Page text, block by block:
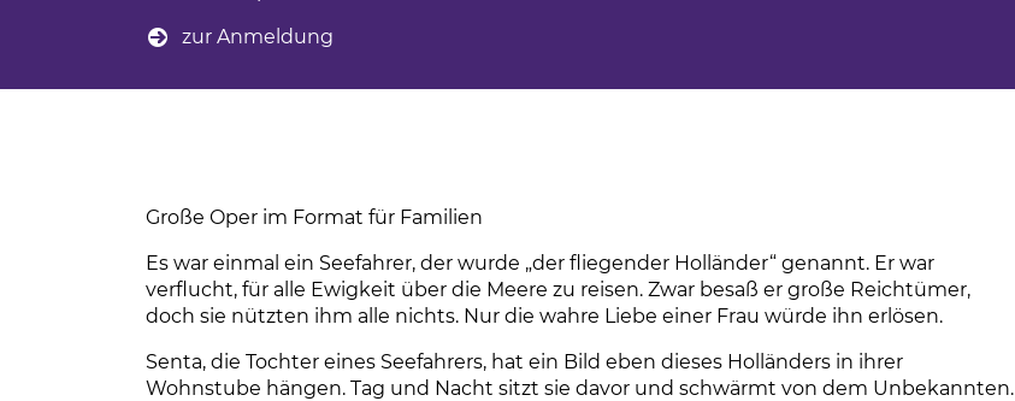
in Leipzigzur Anmeldung
Große Oper im Format für Familien
Es war einmal ein Seefahrer, der wurde „der fliegender Holländer“ genannt. Er war
verflucht, für alle Ewigkeit über die Meere zu reisen. Zwar besaß er große Reichtümer,
doch sie nützten ihm alle nichts. Nur die wahre Liebe einer Frau würde ihn erlösen.
Senta, die Tochter eines Seefahrers, hat ein Bild eben dieses Holländers in ihrer
Wohnstube hängen. Tag und Nacht sitzt sie davor und schwärmt von dem Unbekannten.